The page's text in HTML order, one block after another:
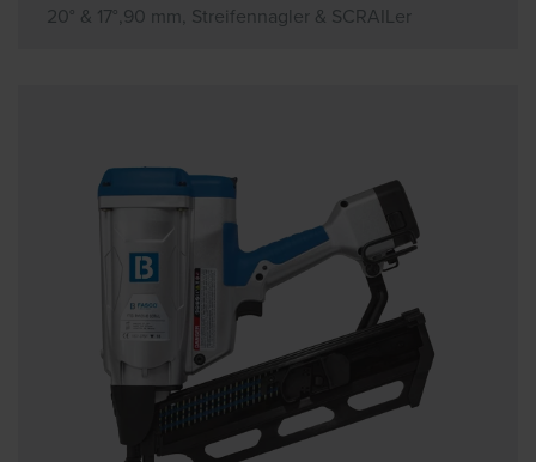
20° & 17°,90 mm, Streifennagler & SCRAILer